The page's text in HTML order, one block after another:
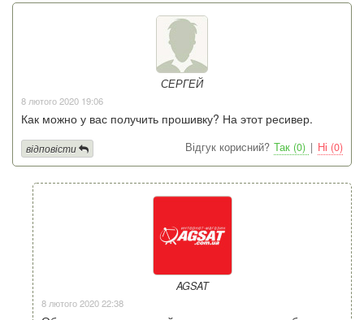
СЕРГЕЙ
8 лютого 2020 19:06
Как можно у вас получить прошивку? На этот ресивер.
Відгук корисний? Так (0) | Ні (0)
відповісти
AGSAT
8 лютого 2020 22:38